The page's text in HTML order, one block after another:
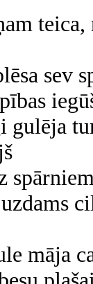
teica,
sev
gulēja
māja